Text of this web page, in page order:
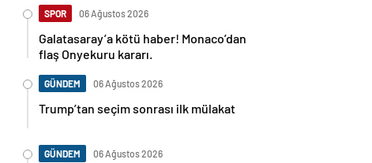
SPOR 06 Ağustos 2026
Galatasaray’a kötü haber! Monaco’dan
flaş Onyekuru kararı.
GÜNDEM 06 Ağustos 2026
Trump’tan seçim sonrası ilk mülakat
GÜNDEM 06 Ağustos 2026